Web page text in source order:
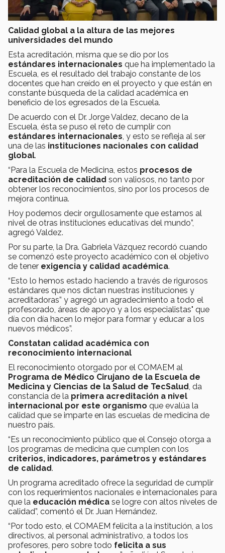
Calidad global a la altura de las mejores
universidades del mundo
Esta acreditación, misma que se dio por los
estándares internacionales que ha implementado la
Escuela, es el resultado del trabajo constante de los
docentes que han creído en el proyecto y que están en
constante búsqueda de la calidad académica en
beneficio de los egresados de la Escuela.
De acuerdo con el Dr. Jorge Valdez, decano de la
Escuela, ésta se puso el reto de cumplir con
estándares internacionales, y esto se refleja al ser
una de las instituciones nacionales con calidad
global.
“Para la Escuela de Medicina, estos procesos de
acreditación de calidad son valiosos, no tanto por
obtener los reconocimientos, sino por los procesos de
mejora continua.
Hoy podemos decir orgullosamente que estamos al
nivel de otras instituciones educativas del mundo”,
agregó Valdez.
Por su parte, la Dra. Gabriela Vázquez recordó cuando
se comenzó este proyecto académico con el objetivo
de tener exigencia y calidad académica.
“Esto lo hemos estado haciendo a través de rigurosos
estándares que nos dictan nuestras instituciones y
acreditadoras” y agregó un agradecimiento a todo el
profesorado, áreas de apoyo y a los especialistas" que
día con día hacen lo mejor para formar y educar a los
nuevos médicos”.
Constatan calidad académica con
reconocimiento internacional
El reconocimiento otorgado por el COMAEM al
Programa de Médico Cirujano de la Escuela de
Medicina y Ciencias de la Salud de TecSalud, da
constancia de la primera acreditación a nivel
internacional por este organismo que evalúa la
calidad que se imparte en las escuelas de medicina de
nuestro país.
“Es un reconocimiento público que el Consejo otorga a
los programas de medicina que cumplen con los
criterios, indicadores, parámetros y estándares
de calidad.
Un programa acreditado ofrece la seguridad de cumplir
con los requerimientos nacionales e internacionales para
que la educación médica se logre con altos niveles de
calidad”, comentó el Dr. Juan Hernández.
“Por todo esto, el COMAEM felicita a la institución, a los
directivos, al personal administrativo, a todos los
profesores, pero sobre todo felicita a sus